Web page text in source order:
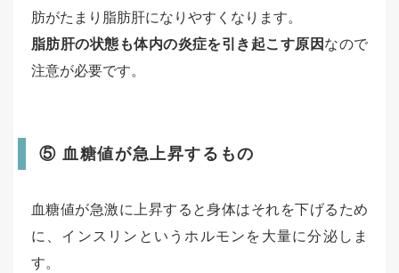
肪がたまり脂肪肝になりやすくなります。
脂肪肝の状態も体内の炎症を引き起こす原因 なので
注意が必要です。
⑤ 血糖値が急上昇するもの
血糖値が急激に上昇すると身体はそれを下げるため
に、インスリンというホルモンを大量に分泌しま
す。